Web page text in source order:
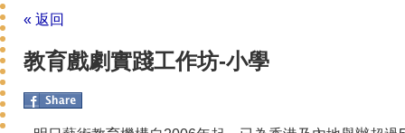
« 返回
教育戲劇實踐工作坊-小學